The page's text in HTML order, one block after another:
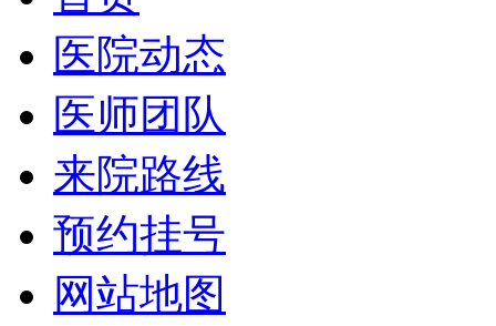
医院动态
医师团队
来院路线
预约挂号
网站地图